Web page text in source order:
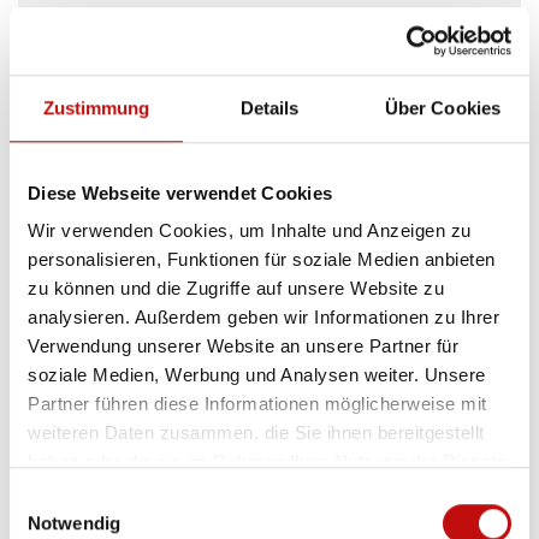
Zustimmung Details Über Cookies
Diese Webseite verwendet Cookies
Wir verwenden Cookies, um Inhalte und Anzeigen zu
personalisieren, Funktionen für soziale Medien anbieten
zu können und die Zugriffe auf unsere Website zu
analysieren. Außerdem geben wir Informationen zu Ihrer
Verwendung unserer Website an unsere Partner für
soziale Medien, Werbung und Analysen weiter. Unsere
Partner führen diese Informationen möglicherweise mit
weiteren Daten zusammen, die Sie ihnen bereitgestellt
Notwendig
JETZT BEWERBEN ALS
ZERSPANUNGSMECHANIKER
JETZT BEWERBEN ALS
LAGERLOGISTIKER